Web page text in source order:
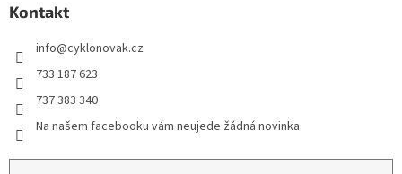
Kontakt
info@cyklonovak.cz
733 187 623
737 383 340
Na našem facebooku vám neujede žádná novinka